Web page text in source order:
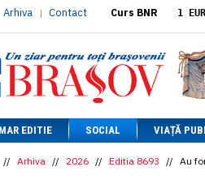
Arhiva | Contact Curs BNR 1 EUR
1 XAU
1 AED
1 AUD
1 BGN
1 CAD
1 CHF
1 CNY
EDITIE SOCIAL VIAȚĂ
// Arhiva // 2026 // Editia 8693 // Au